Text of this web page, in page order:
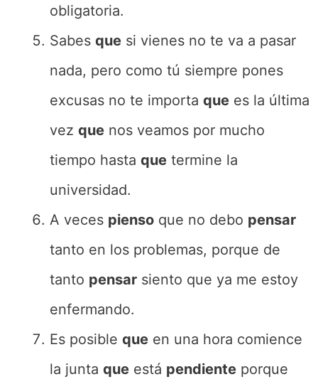
obligatoria.
Sabes que si vienes no te va a pasar
nada, pero como tú siempre pones
excusas no te importa que es la última
vez que nos veamos por mucho
tiempo hasta que termine la
universidad.
A veces pienso que no debo pensar
tanto en los problemas, porque de
tanto pensar siento que ya me estoy
enfermando.
Es posible que en una hora comience
la junta que está pendiente porque